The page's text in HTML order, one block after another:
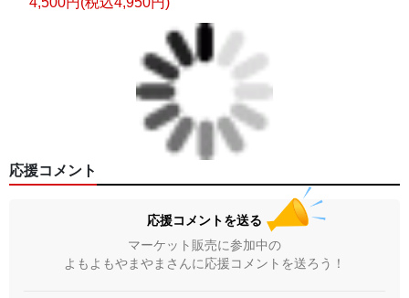
応援コメント
応援コメントを送る
マーケット販売に参加中の
よもよもやまやまさんに応援コメントを送ろう！